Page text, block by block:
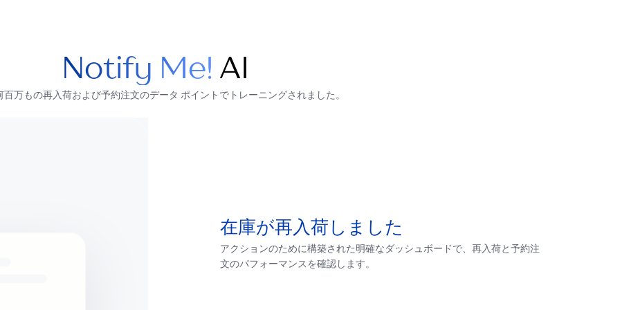
Notify Me! AI
百万もの再入荷および予約注文のデータ ポイントでトレーニングされました。
在庫が再入荷しました
アクションのために構築された明確なダッシュボードで、再入荷と予約注
文のパフォーマンスを確認します。